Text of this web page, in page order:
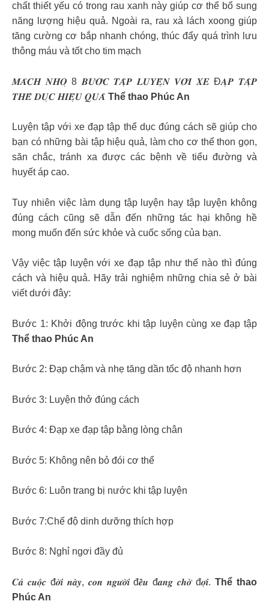
chất thiết yếu có trong rau xanh này giúp cơ thể bổ sung
năng lượng hiệu quả. Ngoài ra, rau xà lách xoong giúp
tăng cường cơ bắp nhanh chóng, thúc đẩy quá trình lưu
thông máu và tốt cho tim mạch
𝑴𝑨́𝑪𝑯 𝑵𝑯𝑶̣ 8 𝑩𝑼̛𝑶̛́𝑪 𝑻𝑨̣̂𝑷 𝑳𝑼𝒀𝑬̣̂𝑵 𝑽𝑶̛́𝑰 𝑿𝑬 Đ𝑨̣𝑷 𝑻𝑨̣̂𝑷
𝑻𝑯𝑬̂̉ 𝑫𝑼̣𝑪 𝑯𝑰𝑬̣̂𝑼 𝑸𝑼𝑨̉ Thể thao Phúc An
Luyện tập với xe đạp tập thể dục đúng cách sẽ giúp cho
bạn có những bài tập hiệu quả, làm cho cơ thể thon gọn,
săn chắc, tránh xa được các bệnh về tiểu đường và
huyết áp cao.
Tuy nhiên việc làm dụng tập luyện hay tập luyện không
đúng cách cũng sẽ dẫn đến những tác hại không hề
mong muốn đến sức khỏe và cuốc sống của bạn.
Vậy việc tập luyện với xe đạp tập như thế nào thì đúng
cách và hiệu quả. Hãy trải nghiệm những chia sẻ ở bài
viết dưới đây:
Bước 1: Khởi động trước khi tập luyện cùng xe đạp tập
Thể thao Phúc An
Bước 2: Đạp chậm và nhẹ tăng dần tốc độ nhanh hơn
Bước 3: Luyện thở đúng cách
Bước 4: Đạp xe đạp tập bằng lòng chân
Bước 5: Không nên bỏ đói cơ thể
Bước 6: Luôn trang bị nước khi tập luyện
Bước 7:Chế độ dinh dưỡng thích hợp
Bước 8: Nghỉ ngơi đầy đủ
𝑪𝒂̉ 𝒄𝒖𝒐̣̂𝒄 đ𝒐̛̀𝒊 𝒏𝒂̀𝒚, 𝒄𝒐𝒏 𝒏𝒈𝒖̛𝒐̛̀𝒊 đ𝒆̂̀𝒖 đ𝒂𝒏𝒈 𝒄𝒉𝒐̛̀ đ𝒐̛̣𝒊.Thể thao
Phúc An